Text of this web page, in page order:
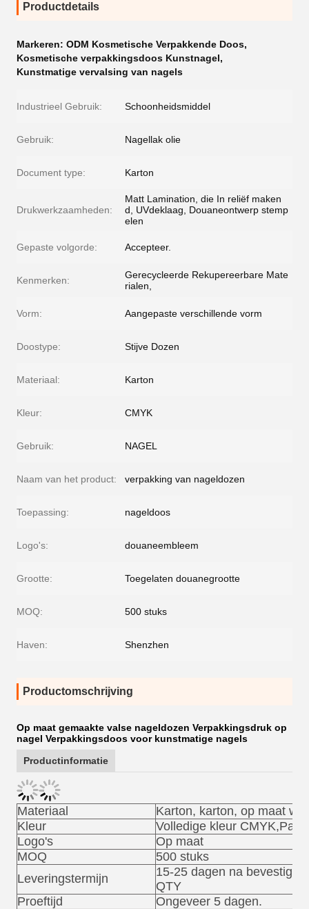
Productdetails
Markeren: ODM Kosmetische Verpakkende Doos,
Kosmetische verpakkingsdoos Kunstnagel,
Kunstmatige vervalsing van nagels
Industrieel Gebruik: Schoonheidsmiddel
Gebruik: Nagellak olie
Document type: Karton
Drukwerkzaamheden:
Matt Lamination, die In reliëf maken
d, UVdeklaag, Douaneontwerp stemp
elen
Gepaste volgorde: Accepteer.
Kenmerken:
Gerecycleerde Rekupereerbare Mate
rialen,
Vorm: Aangepaste verschillende vorm
Doostype: Stijve Dozen
Materiaal: Karton
Kleur: CMYK
Gebruik: NAGEL
Naam van het product: verpakking van nageldozen
Toepassing: nageldoos
Logo's: douaneembleem
Grootte: Toegelaten douanegrootte
MOQ: 500 stuks
Haven: Shenzhen
Productomschrijving
Op maat gemaakte valse nageldozen Verpakkingsdruk op
nagel Verpakkingsdoos voor kunstmatige nagels
Productinformatie
Materiaal
Karton, karton, op maat
Kleur
Volledige kleur
Logo's
Op maat
MOQ
500 stuks
Leveringstermijn
15-25 dagen na
QTY
Proeftijd
Ongeveer 5 dagen.